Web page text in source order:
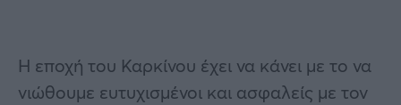
Η εποχή του Καρκίνου έχει να κάνει με το να
νιώθουμε ευτυχισμένοι και ασφαλείς με τον